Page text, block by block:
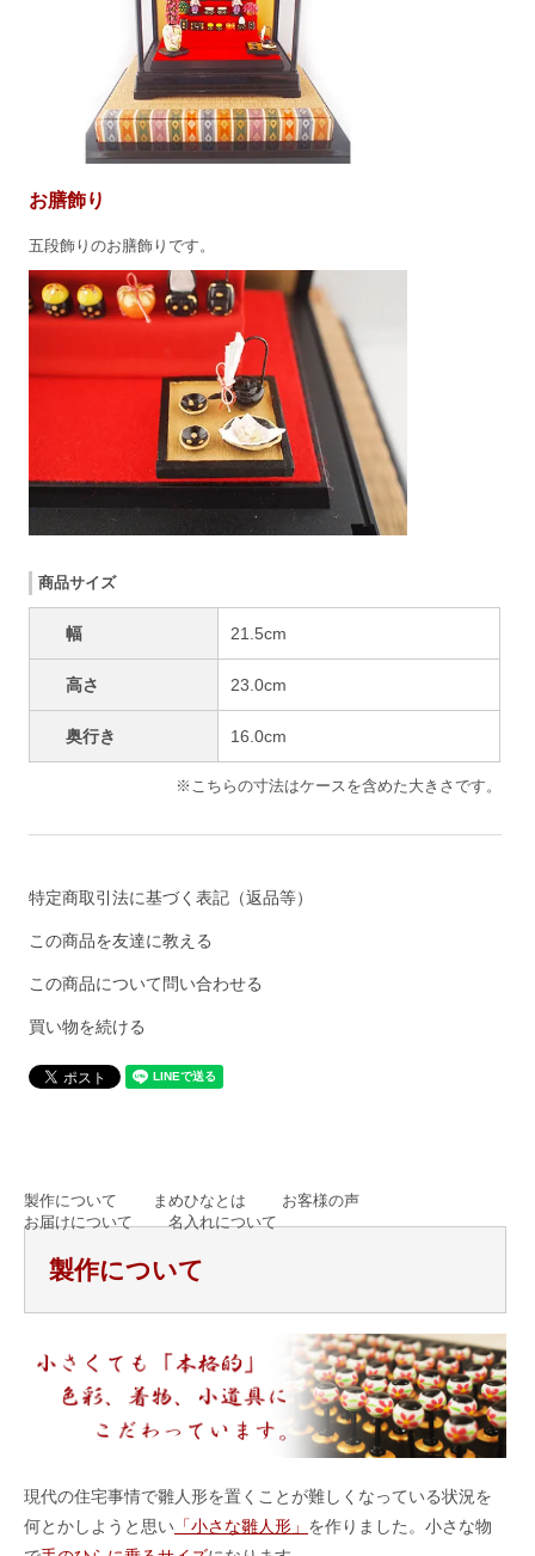
お膳飾り
五段飾りのお膳飾りです。
商品サイズ
幅 21.5cm
高さ 23.0cm
奥行き 16.0cm
※こちらの寸法はケースを含めた大きさです。
特定商取引法に基づく表記（返品等）
この商品を友達に教える
この商品について問い合わせる
買い物を続ける
製作について まめひなとは
お客様の声
お届けについて
名入れについて
製作について
現代の住宅事情で雛人形を置くことが難しくなっている状況を
何とかしようと思い 「小さな雛人形」 を作りました。小さな物